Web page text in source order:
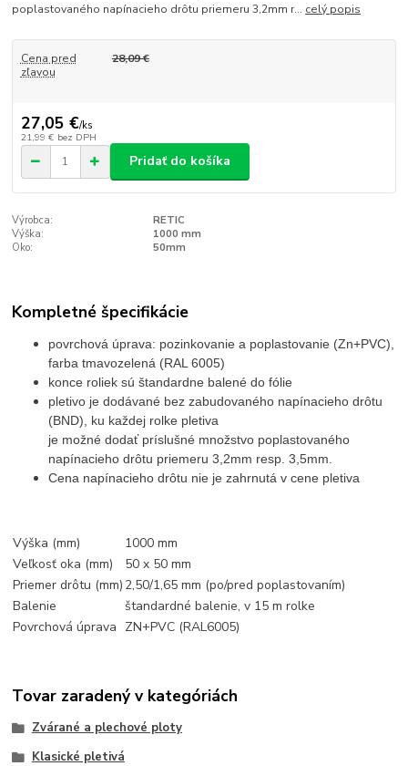
poplastovaného napínacieho drôtu priemeru 3,2mm r... celý popis
Cena pred
zľavou
28,09 €
27,05 €/ks
21,99 € bez DPH
Pridať do košíka
Výrobca:
RETIC
Výška:
1000 mm
Oko:
50mm
Kompletné špecifikácie
povrchová úprava: pozinkovanie a poplastovanie (Zn+PVC),
farba tmavozelená (RAL 6005)
konce roliek sú štandardne balené do fólie
pletivo je dodávané bez zabudovaného napínacieho drôtu
(BND), ku každej rolke pletiva
je možné dodať príslušné množstvo poplastovaného
napínacieho drôtu priemeru 3,2mm resp. 3,5mm.
Cena napínacieho drôtu nie je zahrnutá v cene pletiva
Výška (mm)
1000 mm
Veľkosť oka (mm)
50 x 50 mm
Priemer drôtu (mm) 2,50/1,65 mm (po/pred poplastovaním)
Balenie
štandardné balenie, v 15 m rolke
Povrchová úprava ZN+PVC (RAL6005)
Tovar zaradený v kategóriách
Zvárané a plechové ploty
Klasické pletivá